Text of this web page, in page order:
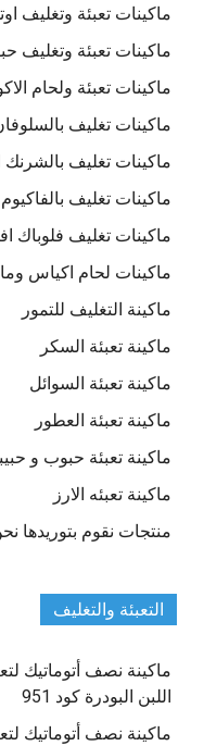
ماكينات تعبئة وتغليف
ماكينات تعبئة وتغليف
ماكينات تعبئة ولحام
ماكينات تغليف
ماكينات تغليف بالشرنك
ماكينات تغليف بالفاكيوم
ماكينات تغليف فلوباك
ماكينات لحام اكياس
ماكينة التغليف للتمور
ماكينة تعبئة السكر
ماكينة تعبئة السوائل
ماكينة تعبئة العطور
ماكينة تعبئة حبوب و
ماكينة تعبئه الارز
منتجات نقوم
التعبئة والتغليف
ماكينة نصف أتوماتيك
اللبن البودرة كود 951
ماكينة نصف أتوماتيك